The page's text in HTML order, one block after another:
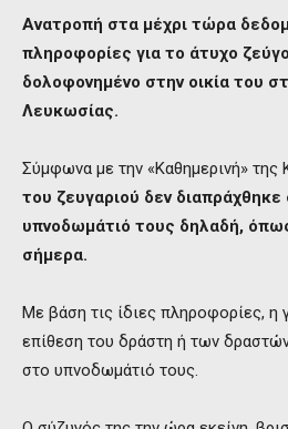
Ανατροπή στα μέχρι τώρα
πληροφορίες για το άτυχο
δολοφονημένο στην οικία του
Λευκωσίας.
Σύμφωνα με την «Καθημερινή» της
του ζευγαριού δεν
υπνοδωμάτιό τους δηλαδή,
σήμερα.
Με βάση τις ίδιες πληροφορίες, η
επίθεση του δράστη ή των
στο υπνοδωμάτιό τους.